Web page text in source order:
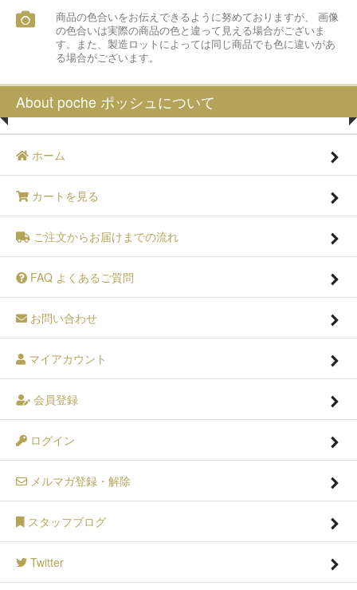
商品の色合いをお伝えできるように努めておりますが、 画像
の色合いは実際の商品の色と違って見える場合がございま
す。また、製造ロットによっては同じ商品でも色に違いがあ
る場合がございます。
About poche ポッシュについて
ホーム
カートを見る
ご注文からお届けまでの流れ
FAQ よくあるご質問
お問い合わせ
マイアカウント
会員登録
ログイン
メルマガ登録・解除
スタッフブログ
Twitter